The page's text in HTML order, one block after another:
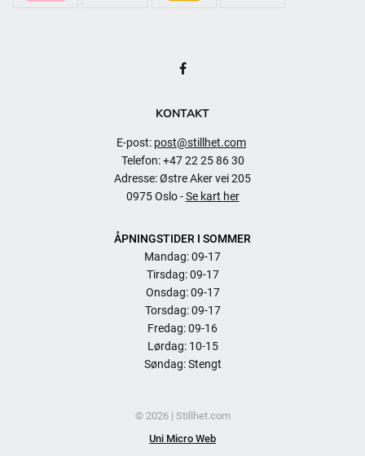
KONTAKT
E-post: post@stillhet.com
Telefon: +47 22 25 86 30
Adresse: Østre Aker vei 205
0975 Oslo -Se kart her
ÅPNINGSTIDER I SOMMER
Mandag: 09-17
Tirsdag: 09-17
Onsdag: 09-17
Torsdag: 09-17
Fredag: 09-16
Lørdag: 10-15
Søndag: Stengt
© 2026 | Stillhet.com
Uni Micro Web